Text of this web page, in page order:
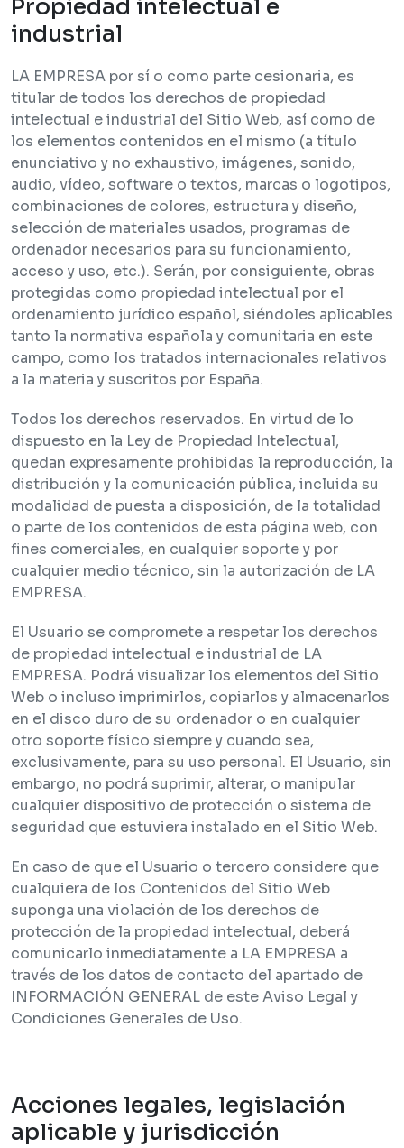
Propiedad intelectual e
industrial
LA EMPRESA por sí o como parte cesionaria, es
titular de todos los derechos de propiedad
intelectual e industrial del Sitio Web, así como de
los elementos contenidos en el mismo (a título
enunciativo y no exhaustivo, imágenes, sonido,
audio, vídeo, software o textos, marcas o logotipos,
combinaciones de colores, estructura y diseño,
selección de materiales usados, programas de
ordenador necesarios para su funcionamiento,
acceso y uso, etc.). Serán, por consiguiente, obras
protegidas como propiedad intelectual por el
ordenamiento jurídico español, siéndoles aplicables
tanto la normativa española y comunitaria en este
campo, como los tratados internacionales relativos
a la materia y suscritos por España.
Todos los derechos reservados. En virtud de lo
dispuesto en la Ley de Propiedad Intelectual,
quedan expresamente prohibidas la reproducción, la
distribución y la comunicación pública, incluida su
modalidad de puesta a disposición, de la totalidad
o parte de los contenidos de esta página web, con
fines comerciales, en cualquier soporte y por
cualquier medio técnico, sin la autorización de LA
EMPRESA.
El Usuario se compromete a respetar los derechos
de propiedad intelectual e industrial de LA
EMPRESA. Podrá visualizar los elementos del Sitio
Web o incluso imprimirlos, copiarlos y almacenarlos
en el disco duro de su ordenador o en cualquier
otro soporte físico siempre y cuando sea,
exclusivamente, para su uso personal. El Usuario, sin
embargo, no podrá suprimir, alterar, o manipular
cualquier dispositivo de protección o sistema de
seguridad que estuviera instalado en el Sitio Web.
En caso de que el Usuario o tercero considere que
cualquiera de los Contenidos del Sitio Web
suponga una violación de los derechos de
protección de la propiedad intelectual, deberá
comunicarlo inmediatamente a LA EMPRESA a
través de los datos de contacto del apartado de
INFORMACIÓN GENERAL de este Aviso Legal y
Condiciones Generales de Uso.
Acciones legales, legislación
aplicable y jurisdicción